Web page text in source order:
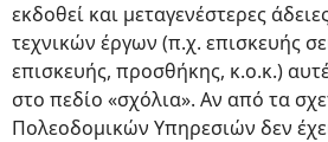
εκδοθεί και μεταγενέστερες
τεχνικών έργων (π.χ. επισκευής
επισκευής, προσθήκης, κ.ο.κ.)
στο πεδίο «σχόλια». Αν από τα
Πολεοδομικών Υπηρεσιών δεν